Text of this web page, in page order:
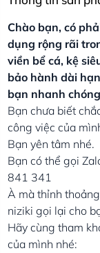
Chào bạn, có
dụng rộng rãi
viền bể cá, kệ
bảo hành dài
bạn nhanh
Bạn chưa biết
công việc của
Bạn yên tâm nhé.
Bạn có thể gọi
841 341
À mà thỉnh
niziki gọi lại cho
Hãy cùng tham
của mình nhé: